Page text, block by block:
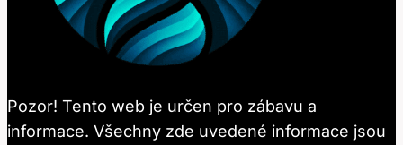
Pozor! Tento web je určen pro zábavu a
informace. Všechny zde uvedené informace jsou